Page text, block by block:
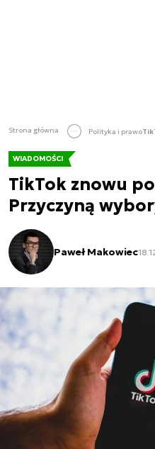
Strona główna Polityka i prawo
WIADOMOŚCI
TikTok znowu
Przyczyną
Paweł Makowiec